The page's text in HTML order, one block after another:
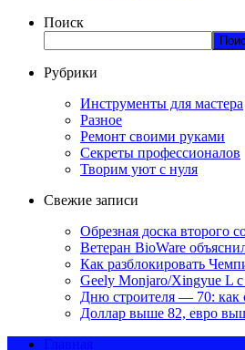
Поиск
Рубрики
Инструменты для мастера
Разное
Ремонт своими руками
Секреты профессионалов
Творим уют с нуля
Свежие записи
Обрезная доска второго
Ветеран BioWare
Как разблокировать
Geely Monjaro/Xingyue L с
Дню строителя — 70: как
Доллар выше 82, евро